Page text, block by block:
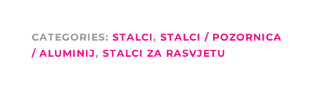
500
MM
CATEGORIES: STALCI, STALCI / POZORNICA
/ ALUMINIJ, STALCI ZA RASVJETU